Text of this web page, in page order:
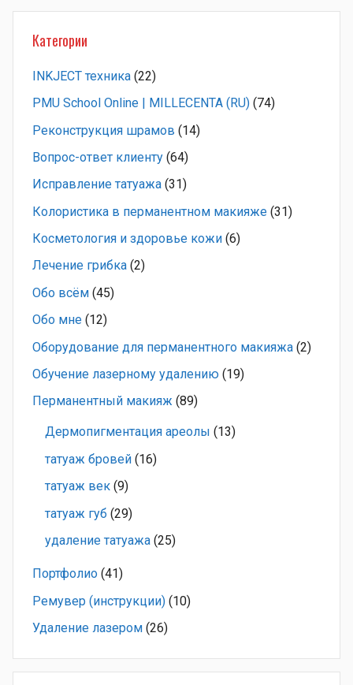
Категории
INKJECT техника (22)
PMU School Online | MILLECENTA (RU) (74)
Pеконструкция шрамов (14)
Вопрос-ответ клиенту (64)
Исправление татуажа (31)
Колористика в перманентном макияже (31)
Косметология и здоровье кожи (6)
Лечение грибка (2)
Обо всём (45)
Обо мне (12)
Оборудование для перманентного макияжа (2)
Обучение лазерному удалению (19)
Перманентный макияж (89)
Дермопигментация ареолы (13)
татуаж бровей (16)
татуаж век (9)
татуаж губ (29)
удаление татуажа (25)
Портфолио (41)
Ремувер (инструкции) (10)
Удаление лазером (26)